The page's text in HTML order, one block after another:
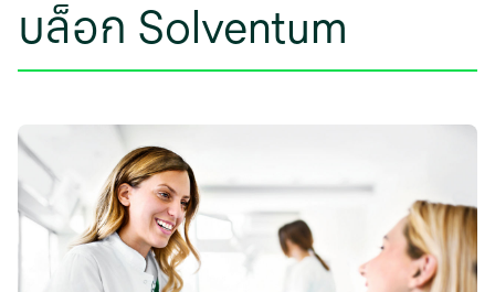
บล็อก Solventum